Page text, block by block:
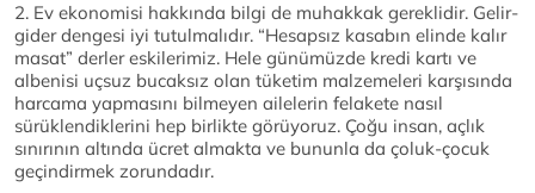
2. Ev ekonomisi hakkında bilgi de muhakkak gereklidir. Gelir-
gider dengesi iyi tutulmalıdır. “Hesapsız kasabın elinde kalır
masat” derler eskilerimiz. Hele günümüzde kredi kartı ve
albenisi uçsuz bucaksız olan tüketim malzemeleri karşısında
harcama yapmasını bilmeyen ailelerin felakete nasıl
sürüklendiklerini hep birlikte görüyoruz. Çoğu insan, açlık
sınırının altında ücret almakta ve bununla da çoluk-çocuk
geçindirmek zorundadır.